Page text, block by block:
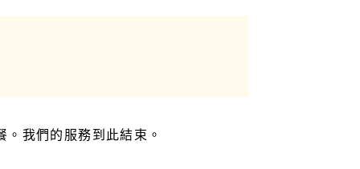
我們的服務到此結束。